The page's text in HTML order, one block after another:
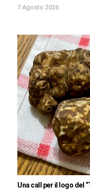
7 Agosto 2026
Una call per il logo del